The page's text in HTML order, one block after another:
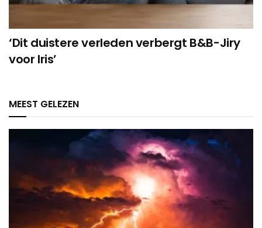
‘Dit duistere verleden verbergt B&B-Jiry
voor Iris’
MEEST GELEZEN